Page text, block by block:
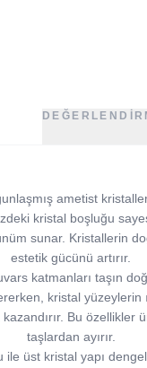
ametist
kristal boşluğu
sunar. Kristallerin
estetik gücünü artırır.
katmanları taşın
kristal yüzeylerin
kazandırır. Bu özellikler
taşlardan ayırır.
ile üst kristal yapı